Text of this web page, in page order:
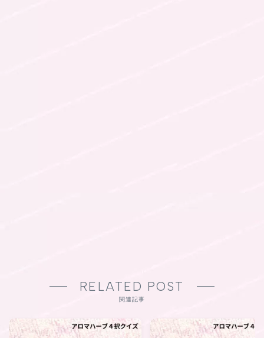
RELATED POST
関連記事